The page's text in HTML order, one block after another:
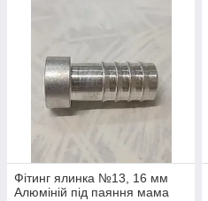
Фітинг ялинка №13, 16 мм
Алюміній під паяння мама